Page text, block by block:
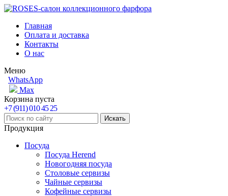
Главная
Оплата и доставка
Контакты
О нас
Меню
WhatsApp
Max
Корзина пуста
+7 (911) 010 45 25
Продукция
Посуда
Посуда Herend
Новогодняя посуда
Столовые сервизы
Чайные сервизы
Кофейные сервизы